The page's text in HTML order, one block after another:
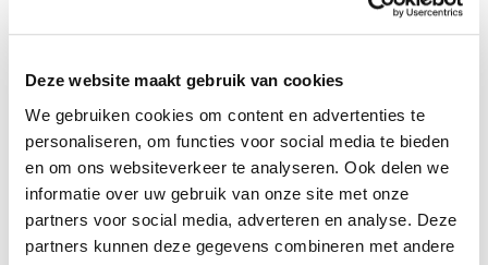
Deze website maakt gebruik van cookies
We gebruiken cookies om content en advertenties te
personaliseren, om functies voor social media te bieden
en om ons websiteverkeer te analyseren. Ook delen we
informatie over uw gebruik van onze site met onze
partners voor social media, adverteren en analyse. Deze
partners kunnen deze gegevens combineren met andere
cliënten hebben - naast een verstandelijke
beperking – ook bijkomende psychiatrische
problematieken, zoals stoornissen in het
vertonen moeilijk verstaanbaar gedrag.
Begeleidingsstijl
De begeleidingsstijl binnen de groepen is te
omschrijven als duidelijk, sensitief – responsief